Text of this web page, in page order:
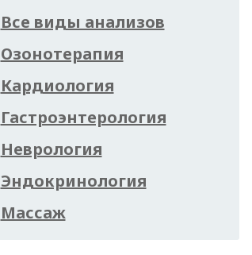
Все виды анализов
Озонотерапия
Кардиология
Гастроэнтерология
Неврология
Эндокринология
Массаж